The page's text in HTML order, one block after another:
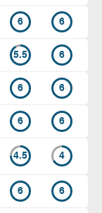
6 6
5.5 6
6 6
6 6
4.5 4
6 6